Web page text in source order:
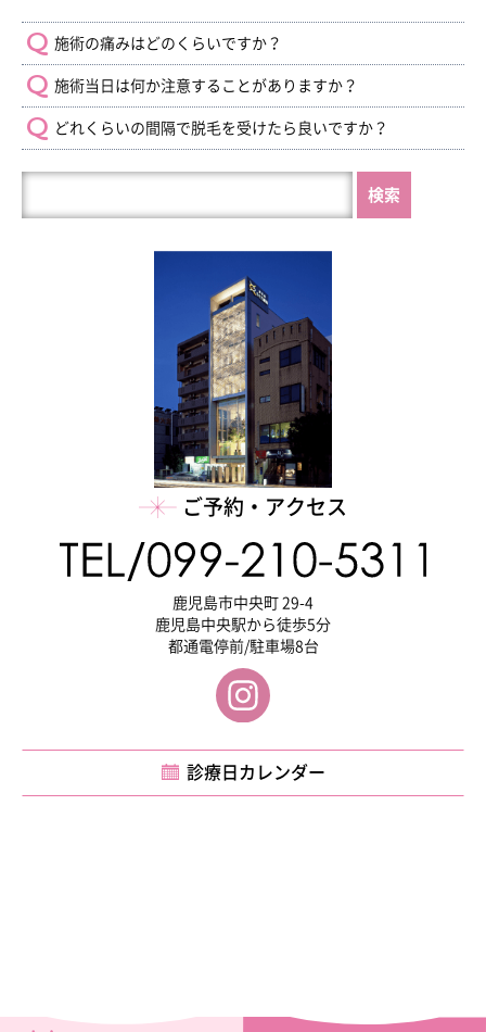
施術の痛みはどのくらいですか？
施術当日は何か注意することがありますか？
どれくらいの間隔で脱毛を受けたら良いですか？
HP
検
ご予約・アクセス
鹿児島市中央町 29-4
鹿児島中央駅から徒歩5分
都通電停前/駐車場8台
診療日カレンダー